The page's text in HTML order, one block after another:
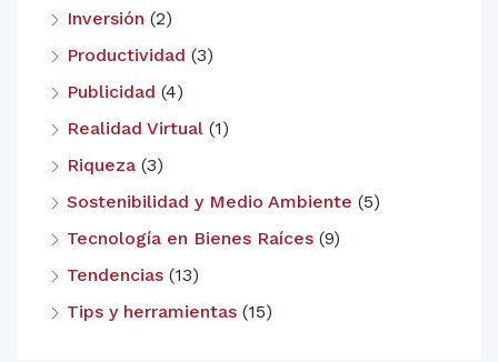
Inversión (2)
Productividad (3)
Publicidad (4)
Realidad Virtual (1)
Riqueza (3)
Sostenibilidad y Medio Ambiente (5)
Tecnología en Bienes Raíces (9)
Tendencias (13)
Tips y herramientas (15)